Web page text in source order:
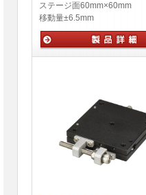
ステージ面60mm×60mm
移動量±6.5mm